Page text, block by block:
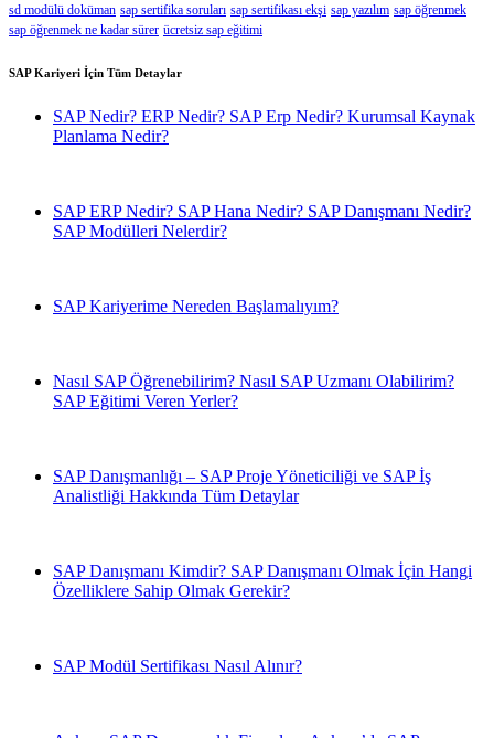
sd modülü doküman sap sertifika soruları sap sertifikası ekşi sap yazılım sap öğrenmek
sap öğrenmek ne kadar sürer ücretsiz sap eğitimi
SAP Kariyeri İçin Tüm Detaylar
SAP Nedir? ERP Nedir? SAP Erp Nedir? Kurumsal Kaynak
Planlama Nedir?
SAP ERP Nedir? SAP Hana Nedir? SAP Danışmanı Nedir?
SAP Modülleri Nelerdir?
SAP Kariyerime Nereden Başlamalıyım?
Nasıl SAP Öğrenebilirim? Nasıl SAP Uzmanı Olabilirim?
SAP Eğitimi Veren Yerler?
SAP Danışmanlığı – SAP Proje Yöneticiliği ve SAP İş
Analistliği Hakkında Tüm Detaylar
SAP Danışmanı Kimdir? SAP Danışmanı Olmak İçin Hangi
Özelliklere Sahip Olmak Gerekir?
SAP Modül Sertifikası Nasıl Alınır?